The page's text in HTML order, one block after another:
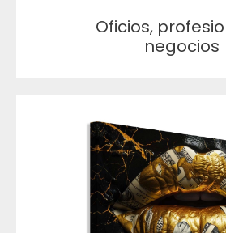
Oficios,
negocios